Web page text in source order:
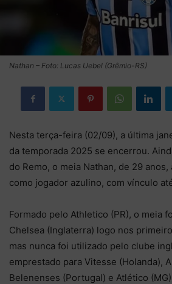
Nathan – Foto: Lucas Uebel (Grêmio-RS)
Nesta terça-feira (02/09), a última
da temporada 2025 se encerrou.
do Remo, o meia Nathan, de 29 anos,
como jogador azulino, com vínculo
Formado pelo Athletico (PR), o meia
Chelsea (Inglaterra) logo nos
mas nunca foi utilizado pelo clube
emprestado para Vitesse (Holanda),
Belenenses (Portugal) e Atlético